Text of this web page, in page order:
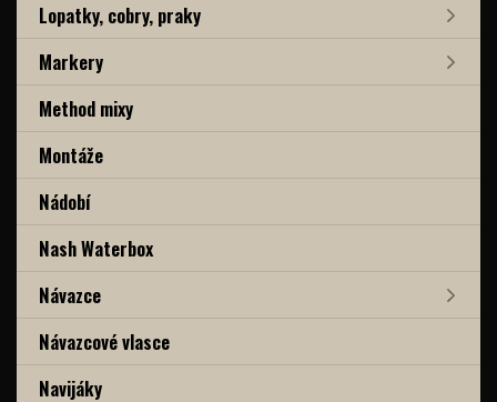
Lopatky, cobry, praky
Markery
Method mixy
Montáže
Nádobí
Nash Waterbox
Návazce
Návazcové vlasce
Navijáky